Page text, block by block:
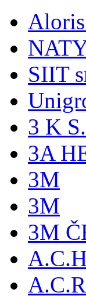
SIIT
3 K
3A
3M
3M
3M